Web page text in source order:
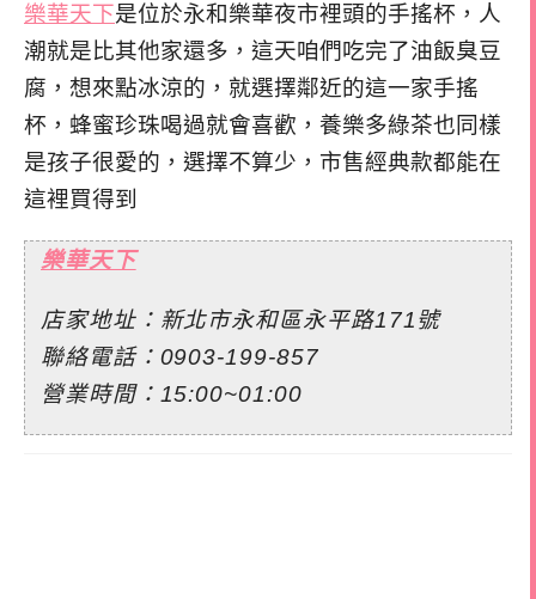
樂華天下是位於永和樂華夜市裡頭的手搖杯，人
潮就是比其他家還多，這天咱們吃完了油飯臭豆
腐，想來點冰涼的，就選擇鄰近的這一家手搖
杯，蜂蜜珍珠喝過就會喜歡，養樂多綠茶也同樣
是孩子很愛的，選擇不算少，市售經典款都能在
這裡買得到
樂華天下
店家地址：新北市永和區永平路171號
聯絡電話：0903-199-857
營業時間：15:00~01:00